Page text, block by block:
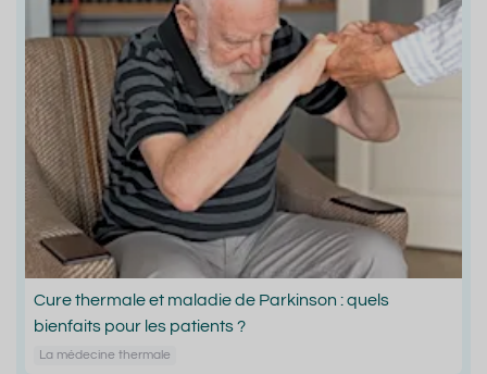
Cure thermale et maladie de Parkinson : quels
bienfaits pour les patients ?
La médecine thermale